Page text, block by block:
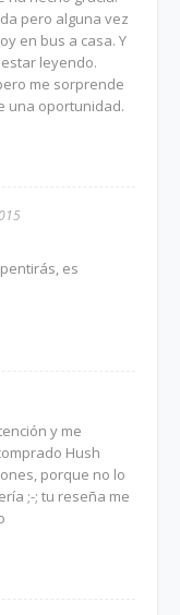
pero alguna vez
en bus a casa. Y
leyendo.
me sorprende
una oportunidad.
es
y me
Hush
porque no lo
;-; tu reseña me